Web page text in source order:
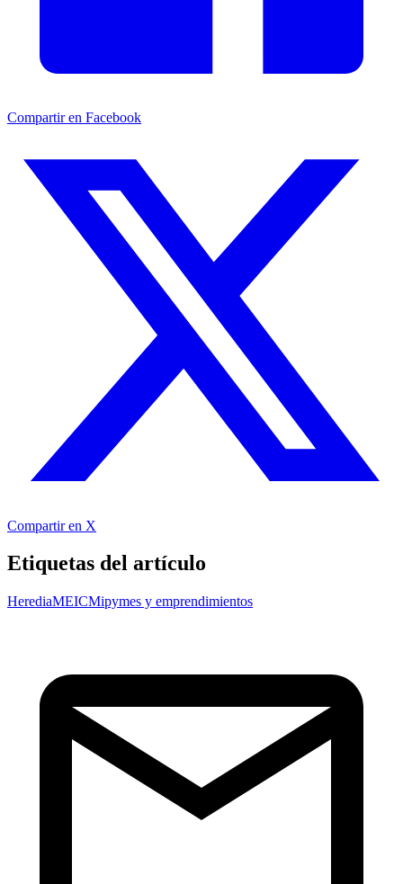
Compartir en Facebook
Compartir en X
Etiquetas del artículo
HerediaMEICMipymes y emprendimientos